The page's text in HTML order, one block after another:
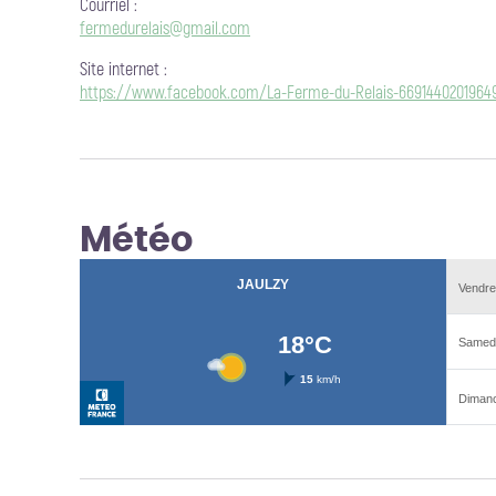
Courriel :
fermedurelais@gmail.com
Site internet :
https://www.facebook.com/La-Ferme-du-Relais-
Météo